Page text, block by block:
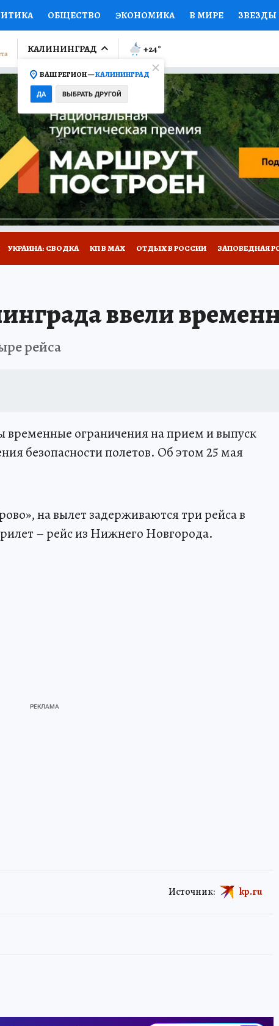
ОБЩЕСТВО ЭКОНОМИКА В МИРЕ ЗВЕЗДЫ
ПРОИСШЕСТВИЯ НАЦИОНАЛЬНЫЕ
ОТКРЫВАЕМ МИР Я ЗНАЮ СЕМЬЯ ЖЕНСКИЕ
ПРОМОКОДЫ СЕРИАЛЫ СПЕЦПРОЕКТЫ
КОЛЛЕКЦИИ КОНКУРСЫ РАБОТА У НАС
САЙТЕ
КАЛИНИНГРАД
ВАШ РЕГИОН —КАЛИНИНГРАД
ДА ВЫБРАТЬ ДРУГОЙ
+24°
УКРАИНА: СВОДКА КП В МАХ ОТДЫХ В РОССИИ ЗАПОВЕДНАЯ
ввели
рейса
временные ограничения на прием и выпуск
безопасности полетов. Об этом 25 мая
на вылет задерживаются три рейса в
– рейс из Нижнего Новгорода.
Источник: kp.ru